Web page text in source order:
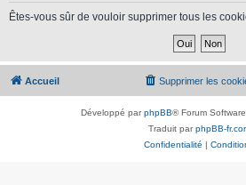
Êtes-vous sûr de vouloir supprimer tous les
Accueil Supprimer les
Développé parphpBB® Forum
Traduit parphpBB-
Confidentialité |